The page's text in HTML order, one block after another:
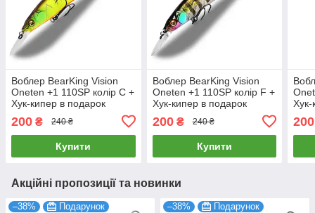
Воблер BearKing Vision
Oneten +1 110SP колір C +
Хук-кипер в подарок
200 ₴ 240 ₴
Купити
Воблер BearKing Vision
Oneten +1 110SP колір F +
Хук-кипер в подарок
200₴ 240 ₴
Купити
Хук-
200
Акційні пропозиції та новинки
–38% Подарунок –38% Подарунок